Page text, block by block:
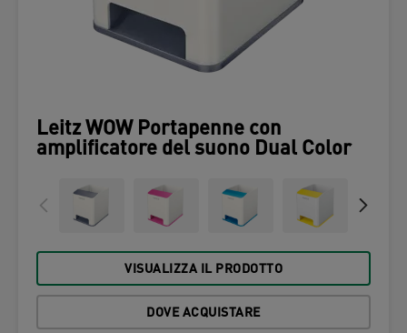
Leitz WOW Portapenne con
amplificatore del suono Dual Color
VISUALIZZA IL PRODOTTO
DOVE ACQUISTARE